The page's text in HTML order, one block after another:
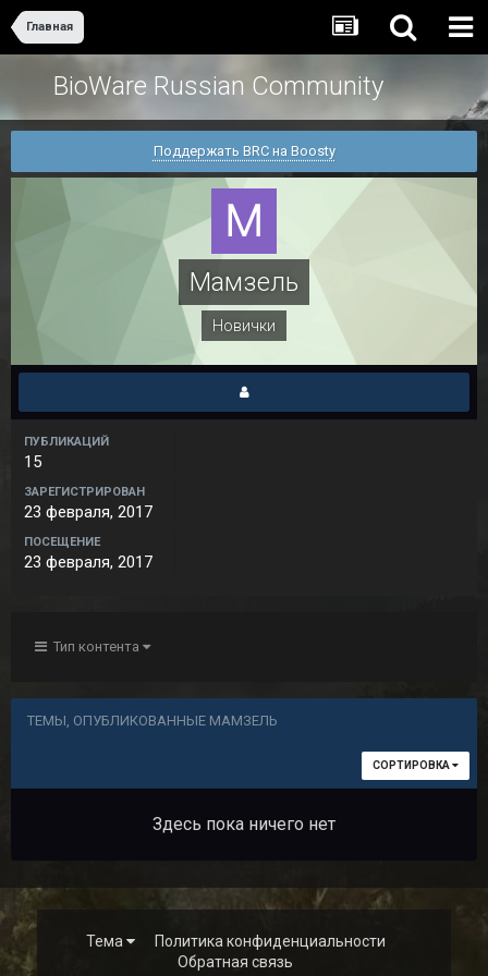
Главная
BioWare Russian Community
Поддержать BRC на Boosty
Мамзель
Новички
ПУБЛИКАЦИЙ
15
ЗАРЕГИСТРИРОВАН
23 февраля, 2017
ПОСЕЩЕНИЕ
23 февраля, 2017
Тип контента
ТЕМЫ, ОПУБЛИКОВАННЫЕ МАМЗЕЛЬ
СОРТИРОВКА
Здесь пока ничего нет
Тема
Политика конфиденциальности
Обратная связь